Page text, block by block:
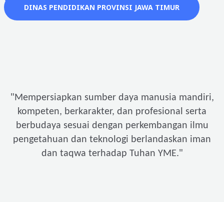
DINAS PENDIDIKAN PROVINSI JAWA TIMUR
"Mempersiapkan sumber daya manusia mandiri,
kompeten, berkarakter, dan profesional serta
berbudaya sesuai dengan perkembangan ilmu
pengetahuan dan teknologi berlandaskan iman
dan taqwa terhadap Tuhan YME."